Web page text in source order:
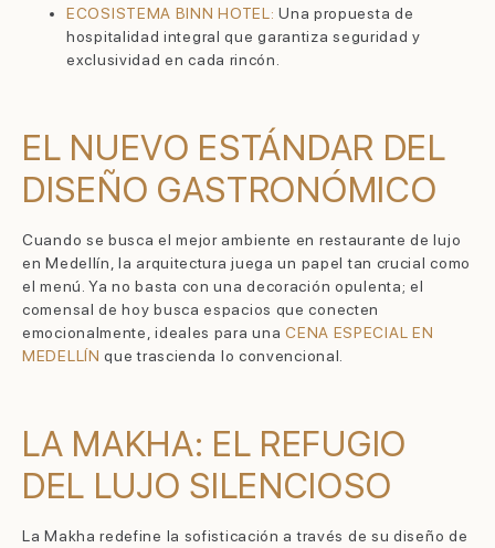
ECOSISTEMA BINN HOTEL: Una propuesta de
hospitalidad integral que garantiza seguridad y
exclusividad en cada rincón.
EL NUEVO ESTÁNDAR DEL
DISEÑO GASTRONÓMICO
Cuando se busca el mejor ambiente en restaurante de lujo
en Medellín, la arquitectura juega un papel tan crucial como
el menú. Ya no basta con una decoración opulenta; el
comensal de hoy busca espacios que conecten
emocionalmente, ideales para unaCENA ESPECIAL EN
MEDELLÍN que trascienda lo convencional.
LA MAKHA: EL REFUGIO
DEL LUJO SILENCIOSO
La Makha redefine la sofisticación a través de su diseño de